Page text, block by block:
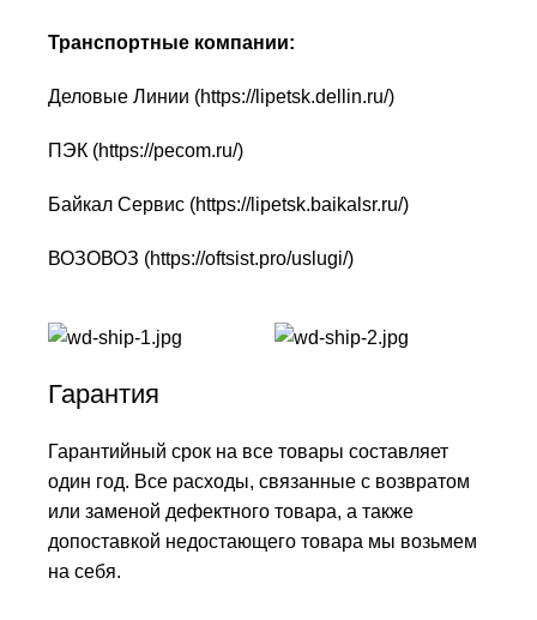
Транспортные компании:
Деловые Линии (https://lipetsk.dellin.ru/)
ПЭК (https://pecom.ru/)
Байкал Сервис (https://lipetsk.baikalsr.ru/)
ВОЗОВОЗ (https://oftsist.pro/uslugi/)
Гарантия
Гарантийный срок на все товары составляет
один год. Все расходы, связанные с возвратом
или заменой дефектного товара, а также
допоставкой недостающего товара мы возьмем
на себя.